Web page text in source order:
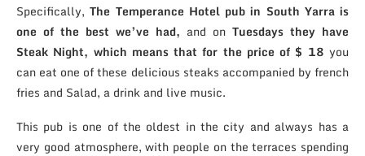
Specifically,The Temperance Hotel pub in South Yarra is
one of the best we’ve had, and on Tuesdays they have
Steak Night, which means that for the price of $ 18 you
can eat one of these delicious steaks accompanied by french
fries and Salad, a drink and live music.
This pub is one of the oldest in the city and always has a
very good atmosphere, with people on the terraces spending